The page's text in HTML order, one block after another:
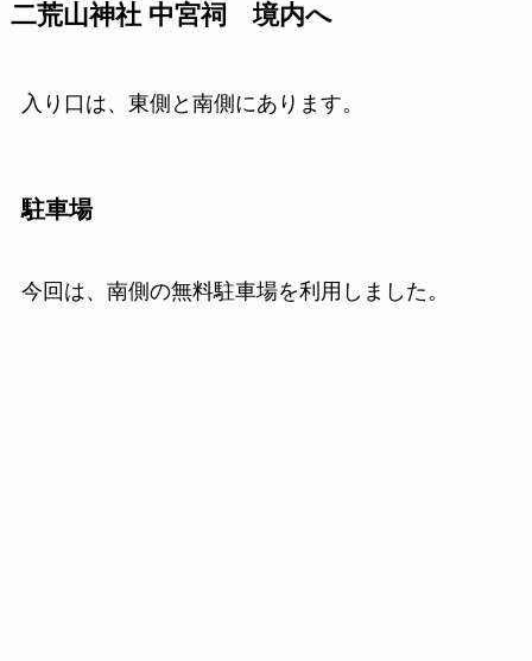
二荒山神社 中宮祠 境内へ
入り口は、東側と南側にあります。
駐車場
今回は、南側の無料駐車場を利用しました。